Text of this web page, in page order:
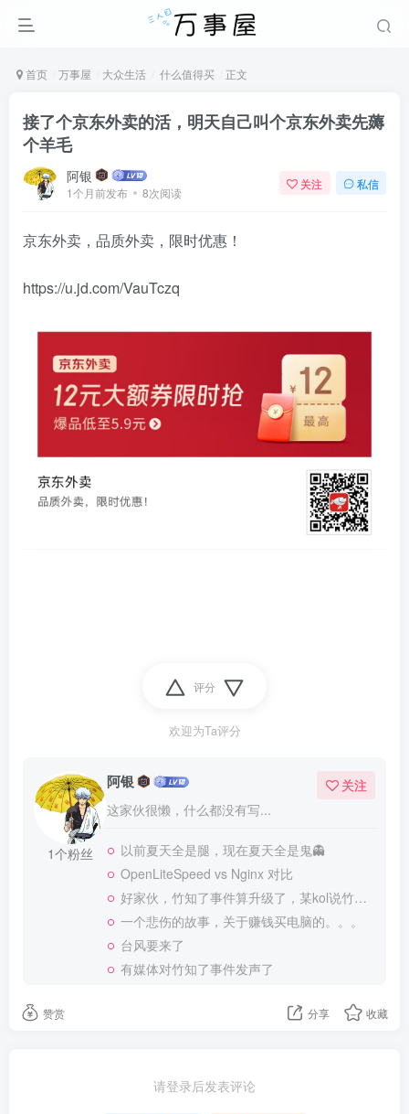
首页 万事屋 大众生活 什么值得买 正文
接了个京东外卖的活，明天自己叫个京东外卖先薅
个羊毛
阿银
1个月前发布 8次阅读
关注 私信
京东外卖，品质外卖，限时优惠！
https://u.jd.com/VauTczq
评分
欢迎为Ta评分
1个粉丝
阿银
这家伙很懒，什么都没有写...
关注
以前夏天全是腿，现在夏天全是鬼👻
OpenLiteSpeed vs Nginx 对比
好家伙，竹知了事件算升级了，某kol说竹知了是日本玩具
一个悲伤的故事，关于赚钱买电脑的。。。
台风要来了
有媒体对竹知了事件发声了
赞赏 分享 收藏
请登录后发表评论